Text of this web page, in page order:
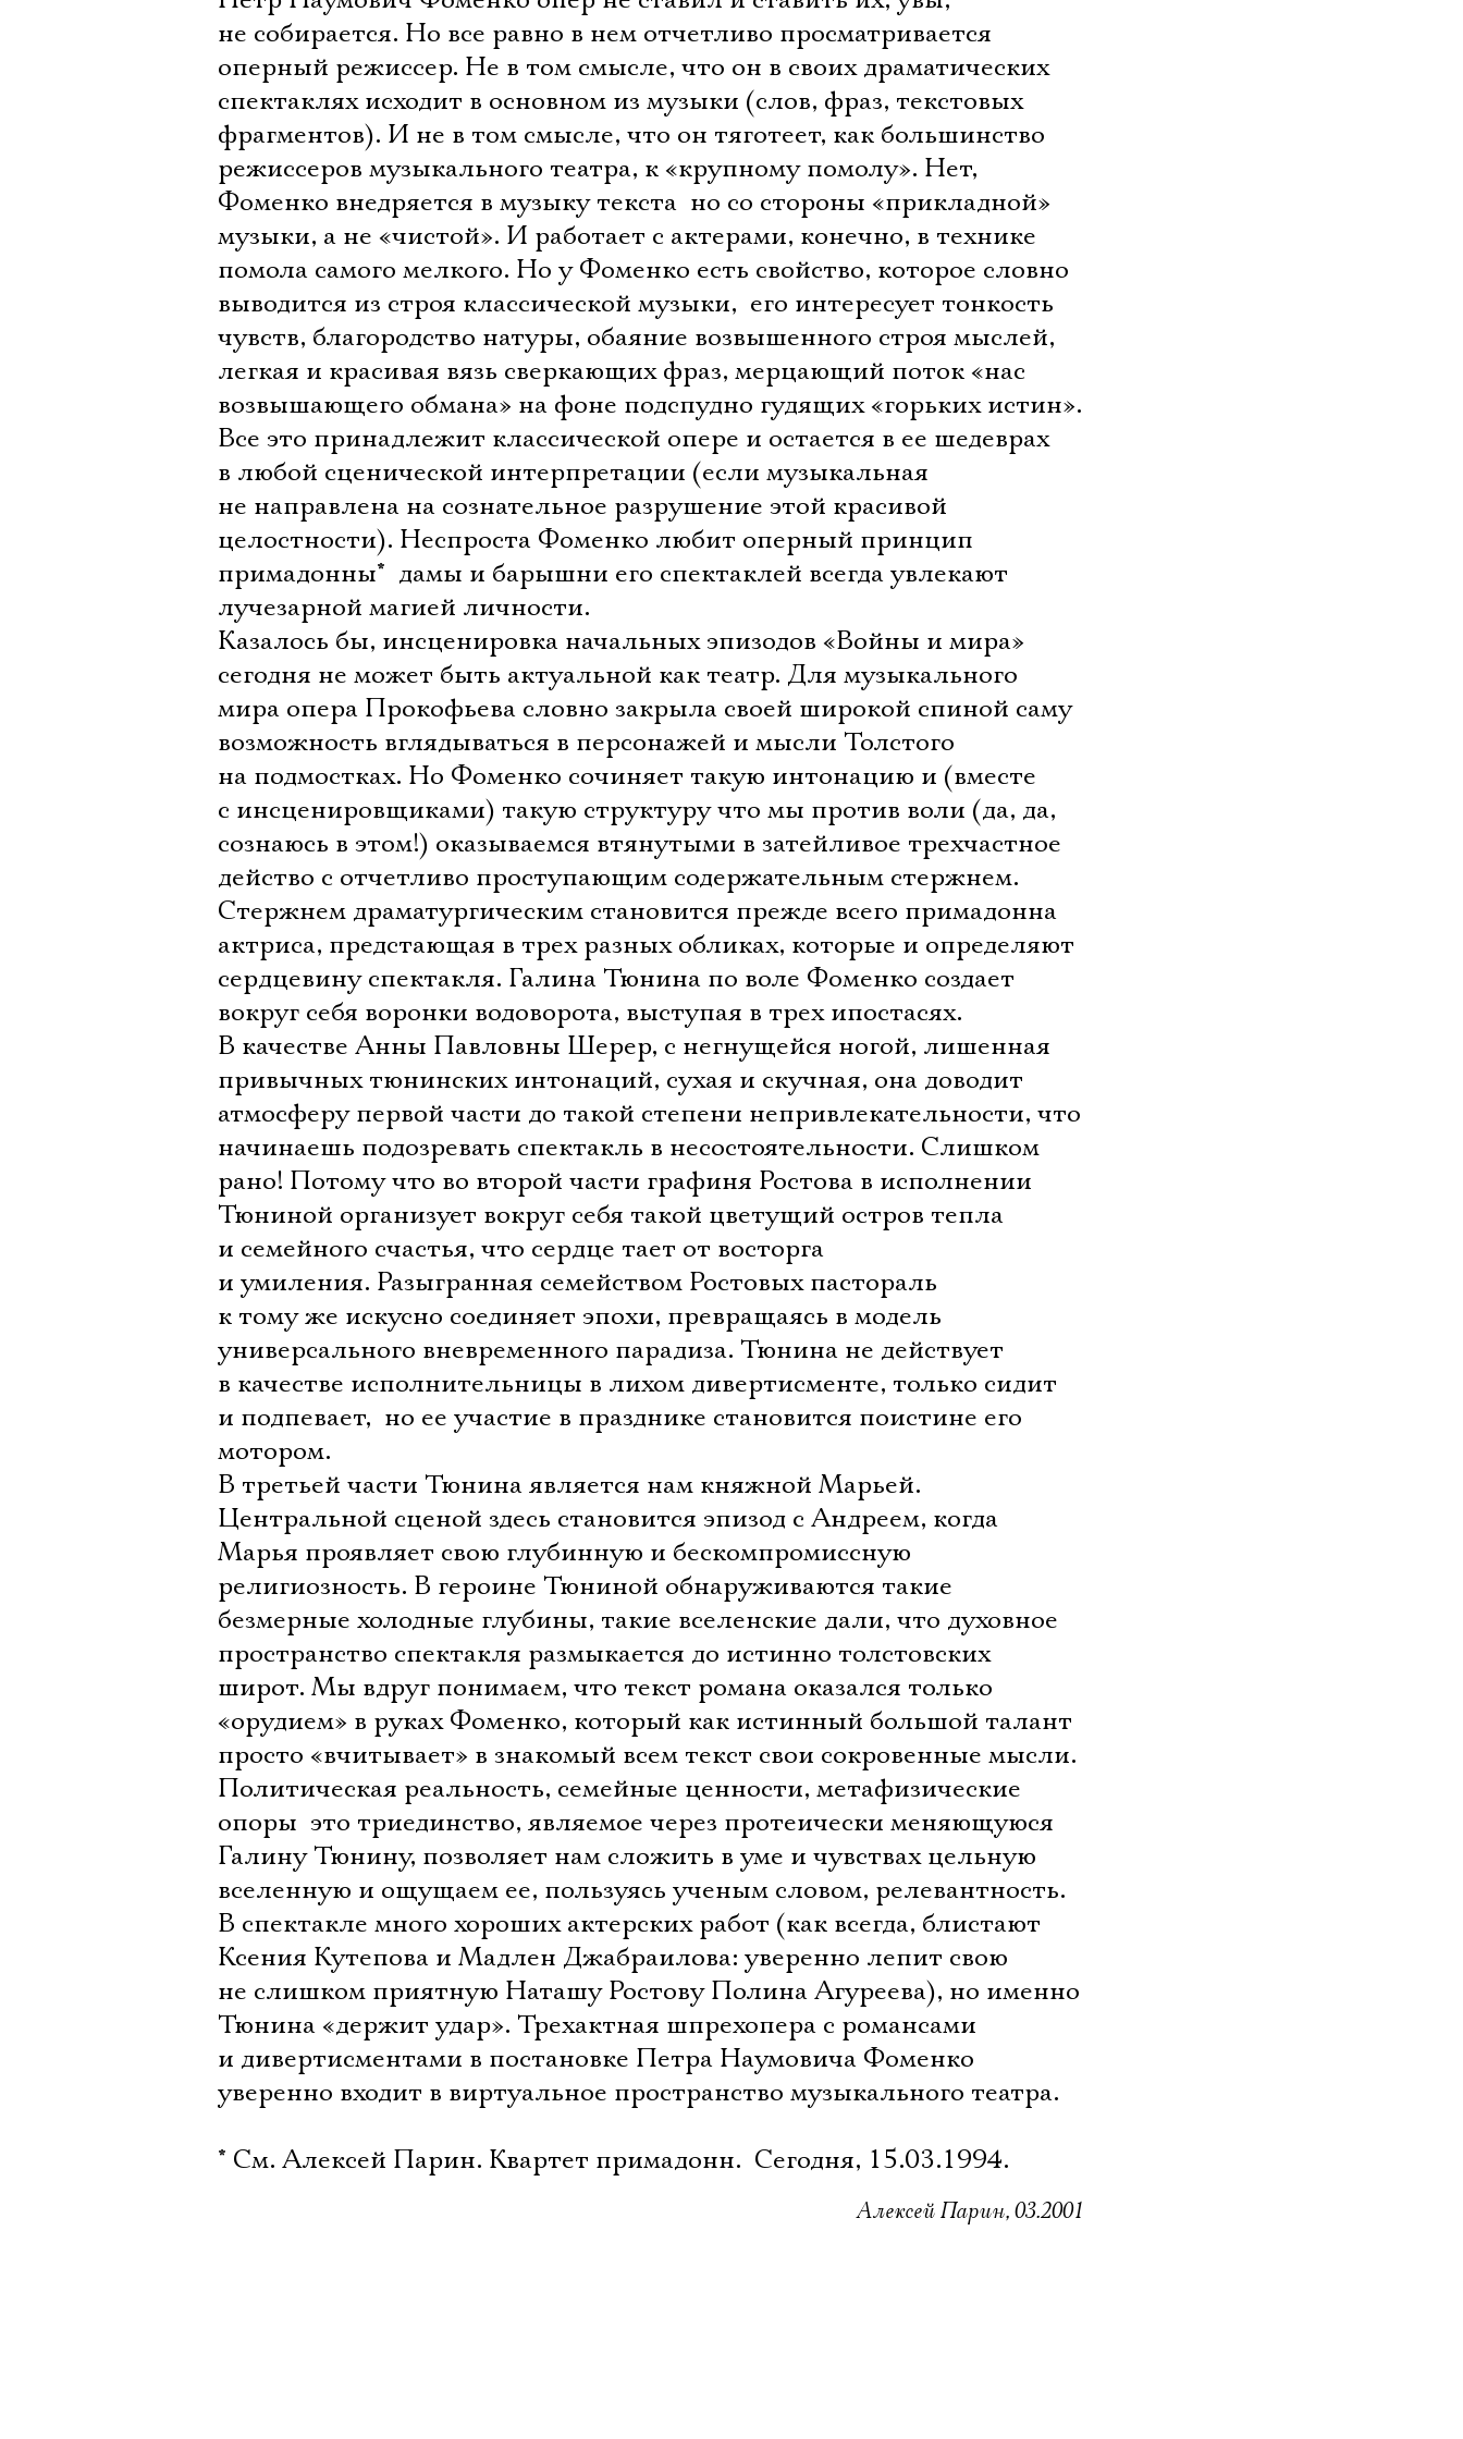
не собирается. Но все равно в нем отчетливо просматривается
оперный режиссер. Не в том смысле, что он в своих драматических
спектаклях исходит в основном из музыки (слов, фраз, текстовых
фрагментов). И не в том смысле, что он тяготеет, как большинство
режиссеров музыкального театра, к «крупному помолу». Нет,
Фоменко внедряется в музыку текста  но со стороны «прикладной»
музыки, а не «чистой». И работает с актерами, конечно, в технике
помола самого мелкого. Но у Фоменко есть свойство, которое словно
выводится из строя классической музыки,  его интересует тонкость
чувств, благородство натуры, обаяние возвышенного строя мыслей,
легкая и красивая вязь сверкающих фраз, мерцающий поток «нас
возвышающего обмана» на фоне подспудно гудящих «горьких истин».
Все это принадлежит классической опере и остается в ее шедеврах
в любой сценической интерпретации (если музыкальная
не направлена на сознательное разрушение этой красивой
целостности). Неспроста Фоменко любит оперный принцип
примадонны*  дамы и барышни его спектаклей всегда увлекают
лучезарной магией личности.
Казалось бы, инсценировка начальных эпизодов «Войны и мира»
сегодня не может быть актуальной как театр. Для музыкального
мира опера Прокофьева словно закрыла своей широкой спиной саму
возможность вглядываться в персонажей и мысли Толстого
на подмостках. Но Фоменко сочиняет такую интонацию и (вместе
с инсценировщиками) такую структуру что мы против воли (да, да,
сознаюсь в этом!) оказываемся втянутыми в затейливое трехчастное
действо с отчетливо проступающим содержательным стержнем.
Стержнем драматургическим становится прежде всего примадонна 
актриса, предстающая в трех разных обликах, которые и определяют
сердцевину спектакля. Галина Тюнина по воле Фоменко создает
вокруг себя воронки водоворота, выступая в трех ипостасях.
В качестве Анны Павловны Шерер, с негнущейся ногой, лишенная
привычных тюнинских интонаций, сухая и скучная, она доводит
атмосферу первой части до такой степени непривлекательности, что
начинаешь подозревать спектакль в несостоятельности. Слишком
рано! Потому что во второй части графиня Ростова в исполнении
Тюниной организует вокруг себя такой цветущий остров тепла
и семейного счастья, что сердце тает от восторга
и умиления. Разыгранная семейством Ростовых пастораль
к тому же искусно соединяет эпохи, превращаясь в модель
универсального вневременного парадиза. Тюнина не действует
в качестве исполнительницы в лихом дивертисменте, только сидит
и подпевает,  но ее участие в празднике становится поистине его
мотором.
В третьей части Тюнина является нам княжной Марьей.
Центральной сценой здесь становится эпизод с Андреем, когда
Марья проявляет свою глубинную и бескомпромиссную
религиозность. В героине Тюниной обнаруживаются такие
безмерные холодные глубины, такие вселенские дали, что духовное
пространство спектакля размыкается до истинно толстовских
широт. Мы вдруг понимаем, что текст романа оказался только
«орудием» в руках Фоменко, который как истинный большой талант
просто «вчитывает» в знакомый всем текст свои сокровенные мысли.
Политическая реальность, семейные ценности, метафизические
опоры  это триединство, являемое через протеически меняющуюся
Галину Тюнину, позволяет нам сложить в уме и чувствах цельную
вселенную и ощущаем ее, пользуясь ученым словом, релевантность.
В спектакле много хороших актерских работ (как всегда, блистают
Ксения Кутепова и Мадлен Джабраилова: уверенно лепит свою
не слишком приятную Наташу Ростову Полина Агуреева), но именно
Тюнина «держит удар». Трехактная шпрехопера с романсами
и дивертисментами в постановке Петра Наумовича Фоменко
уверенно входит в виртуальное пространство музыкального театра.
* См. Алексей Парин. Квартет примадонн.  Сегодня, 15.03.1994.
Алексей Парин, 03.2001
Электропочта
Имя
Ознакомиться